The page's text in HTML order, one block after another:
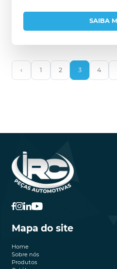
SAIBA
‹ 1 2 3 4
Mapa do site
Home
Sobre nós
Produtos